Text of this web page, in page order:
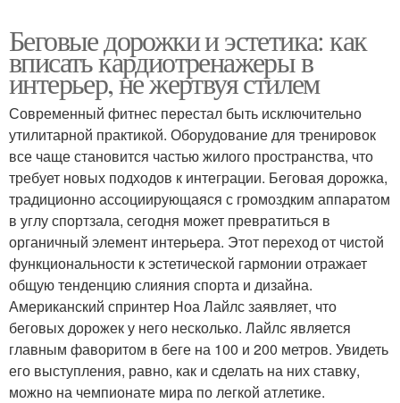
Беговые дорожки и эстетика: как
вписать кардиотренажеры в
интерьер, не жертвуя стилем
Современный фитнес перестал быть исключительно
утилитарной практикой. Оборудование для тренировок
все чаще становится частью жилого пространства, что
требует новых подходов к интеграции. Беговая дорожка,
традиционно ассоциирующаяся с громоздким аппаратом
в углу спортзала, сегодня может превратиться в
органичный элемент интерьера. Этот переход от чистой
функциональности к эстетической гармонии отражает
общую тенденцию слияния спорта и дизайна.
Американский спринтер Ноа Лайлс заявляет, что
беговых дорожек у него несколько. Лайлс является
главным фаворитом в беге на 100 и 200 метров. Увидеть
его выступления, равно, как и сделать на них ставку,
можно на чемпионате мира по легкой атлетике.